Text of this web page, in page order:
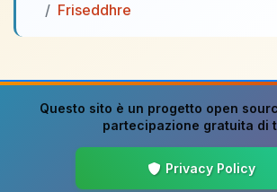
Friseddhre
Questo sito è un progetto open
partecipazione gratuita di
Privacy Policy